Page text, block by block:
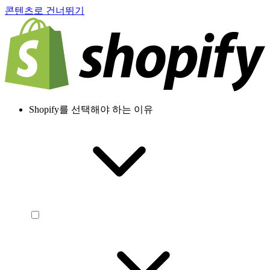
콘텐츠로 건너뛰기
Shopify를 선택해야 하는 이유